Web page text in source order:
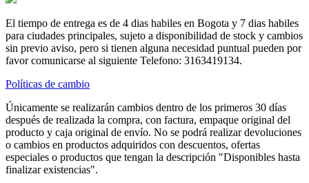
El tiempo de entrega es de 4 dias habiles en Bogota y 7 dias habiles
para ciudades principales, sujeto a disponibilidad de stock y cambios
sin previo aviso, pero si tienen alguna necesidad puntual pueden por
favor comunicarse al siguiente Telefono: 3163419134.
Políticas de cambio
Únicamente se realizarán cambios dentro de los primeros 30 días
después de realizada la compra, con factura, empaque original del
producto y caja original de envío. No se podrá realizar devoluciones
o cambios en productos adquiridos con descuentos, ofertas
especiales o productos que tengan la descripción "Disponibles hasta
finalizar existencias".